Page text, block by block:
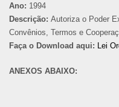
Ano: 1994
Descrição: Autoriza o Poder
Convênios, Termos e
Faça o Download aqui: Lei
ANEXOS ABAIXO: